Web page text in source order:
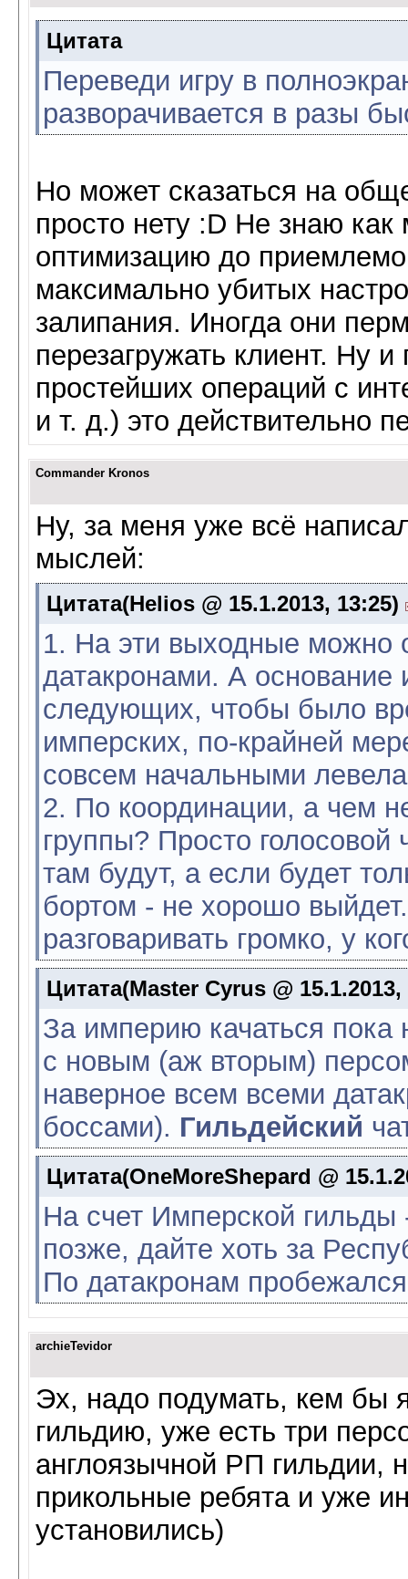
Цитата
Переведи игру в
разворачивается в разы
Но может сказаться на
просто нету :D Не знаю
оптимизацию до
максимально убитых
залипания. Иногда они
перезагружать клиент. Ну
простейших операций с
и т. д.) это действительно
Commander Kronos
Ну, за меня уже всё
мыслей:
Цитата(Helios @ 15.1.2013, 13:25)
1. На эти выходные можно
датакронами. А основание
следующих, чтобы было
имперских, по-крайней
совсем начальными
2. По координации, а чем
группы? Просто
там будут, а если будет
бортом - не хорошо
разговаривать громко, у
Цитата(Master Cyrus @
За империю качаться
с новым (аж вторым)
наверное всем всеми
боссами). Гильдейский
Цитата(OneMoreShepard @
На счет Имперской
позже, дайте хоть за
По датакронам
archieTevidor
Эх, надо подумать, кем бы
гильдию, уже есть три
англоязычной РП гильдии,
прикольные ребята и уже
установились)